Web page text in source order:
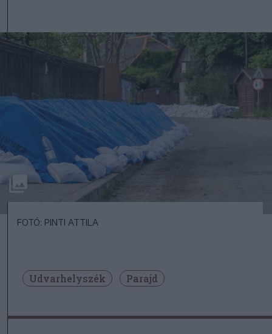
FOTÓ: PINTI ATTILA
Udvarhelyszék Parajd